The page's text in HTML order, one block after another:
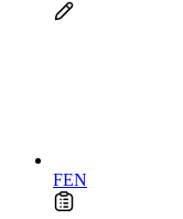
FEN